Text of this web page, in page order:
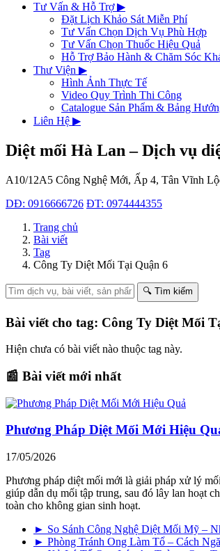
Tư Vấn & Hỗ Trợ▶
Đặt Lịch Khảo Sát Miễn Phí
Tư Vấn Chọn Dịch Vụ Phù Hợp
Tư Vấn Chọn Thuốc Hiệu Quả
Hỗ Trợ Bảo Hành & Chăm Sóc
Thư Viện ▶
Hình Ảnh Thực Tế
Video Quy Trình Thi Công
Catalogue Sản Phẩm & Bảng
Liên Hệ ▶
Diệt mối Hà Lan – Dịch vụ
A10/12A5 Công Nghệ Mới, Ấp 4, Tân Vĩnh
DĐ: 0916666726 ĐT: 0974444355
Trang chủ
Bài viết
Tag
Công Ty Diệt Mối Tại Quận 6
🔍 Tìm kiếm
Bài viết cho tag: Công Ty Diệt Mối
Hiện chưa có bài viết nào thuộc tag này.
📰 Bài viết mới nhất
Phương Pháp Diệt Mối Mới Hiệu
17/05/2026
Phương pháp diệt mối mới là giải pháp xử lý
giúp dẫn dụ mối tập trung, sau đó lây lan hoạt
toàn cho không gian sinh hoạt.
► So Sánh Công Nghệ Diệt Mối Mỹ –
► Phòng Tránh Ong Làm Tổ – Cách